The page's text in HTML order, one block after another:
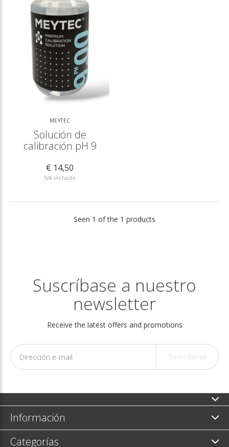
MEYTEC
Solución de
calibración pH 9
€ 14,50
IVA incluido
Seen 1 of the 1 products
Suscríbase a nuestro
newsletter
Receive the latest offers and promotions
Información
Categorías